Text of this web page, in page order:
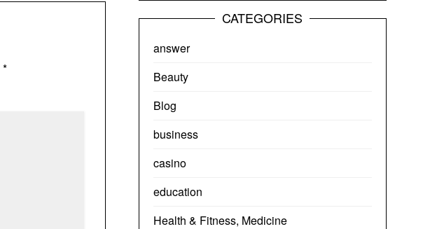
*
CATEGORIES
answer
Beauty
Blog
business
casino
education
Health & Fitness, Medicine